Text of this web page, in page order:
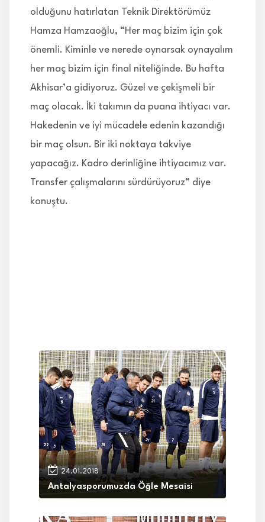
olduğunu hatırlatan Teknik Direktörümüz
Hamza Hamzaoğlu, “Her maç bizim için çok
önemli. Kiminle ve nerede oynarsak oynayalım
her maç bizim için final niteliğinde. Bu hafta
Akhisar’a gidiyoruz. Güzel ve çekişmeli bir
maç olacak. İki takımın da puana ihtiyacı var.
Hakedenin ve iyi mücadele edenin kazandığı
bir maç olsun. Bir iki noktaya takviye
yapacağız. Kadro derinliğine ihtiyacımız var.
Transfer çalışmalarını sürdürüyoruz” diye
konuştu.
24.01.2018
Antalyasporumuzda Öğle Mesaisi